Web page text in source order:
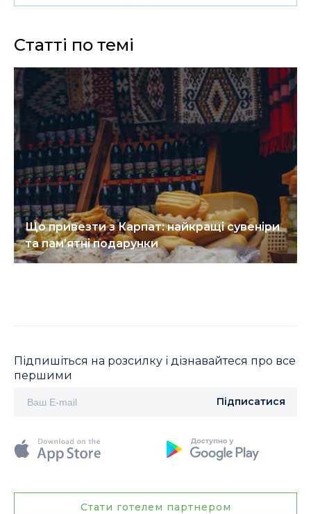
Статті по темі
Що привезти з Карпат: найкращі сувеніри
та пам’ятні подарунки
Підпишіться на розсилку і дізнавайтеся про все
першими
Підписатися
Стати готелем партнером